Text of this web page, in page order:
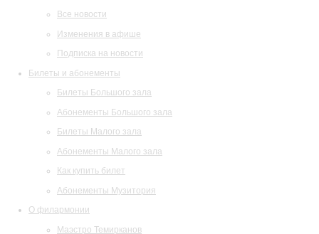
Все новости
Изменения в афише
Подписка на новости
Билеты и абонементы
Билеты Большого зала
Абонементы Большого зала
Билеты Малого зала
Абонементы Малого зала
Как купить билет
Абонементы Музитория
О филармонии
Маэстро Темирканов